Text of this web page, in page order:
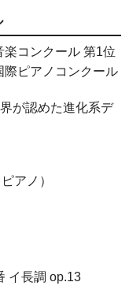
コンクール 第1位
ピアノコンクール
が認めた進化系デ
アノ）
イ長調 op.13